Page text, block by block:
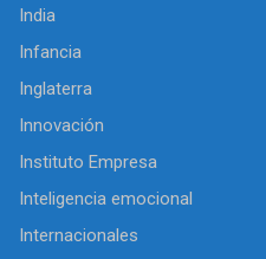
India
Infancia
Inglaterra
Innovación
Instituto Empresa
Inteligencia emocional
Internacionales